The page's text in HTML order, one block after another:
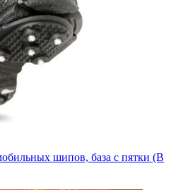
шипов, база с пятки (В